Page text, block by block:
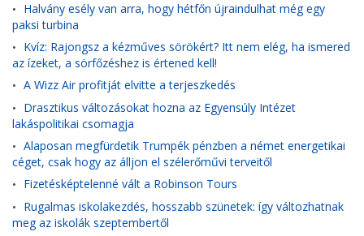
• Halvány esély van arra, hogy hétfőn újraindulhat még egy
paksi turbina
• Kvíz: Rajongsz a kézműves sörökért? Itt nem elég, ha ismered
az ízeket, a sörfőzéshez is értened kell!
• A Wizz Air profitját elvitte a terjeszkedés
• Drasztikus változásokat hozna az Egyensúly Intézet
lakáspolitikai csomagja
• Alaposan megfürdetik Trumpék pénzben a német energetikai
céget, csak hogy az álljon el szélerőművi terveitől
• Fizetésképtelenné vált a Robinson Tours
• Rugalmas iskolakezdés, hosszabb szünetek: így változhatnak
meg az iskolák szeptembertől